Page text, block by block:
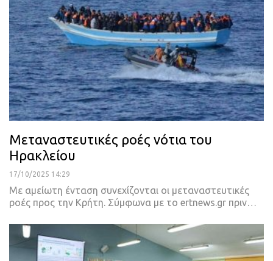
Μεταναστευτικές ροές νότια του
Ηρακλείου
17/10/2025 14:29
Με αμείωτη ένταση συνεχίζονται οι μεταναστευτικές
ροές προς την Κρήτη. Σύμφωνα με το ertnews.gr πριν…